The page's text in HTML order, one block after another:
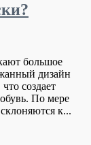
большое
дизайн
создает
По мере
к...